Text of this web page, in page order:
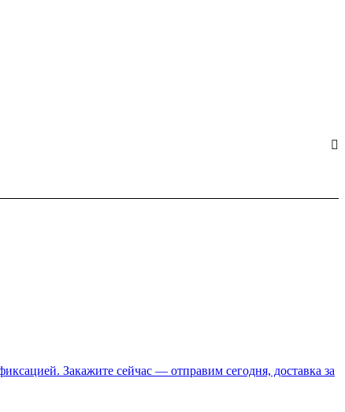
Закажите сейчас — отправим сегодня, доставка за